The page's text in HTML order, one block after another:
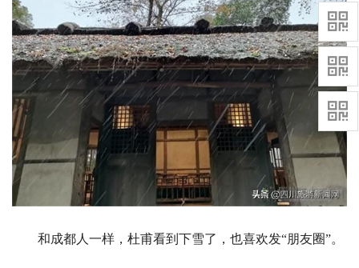
和成都人一样，杜甫看到下雪了，也喜欢发“朋友圈”。